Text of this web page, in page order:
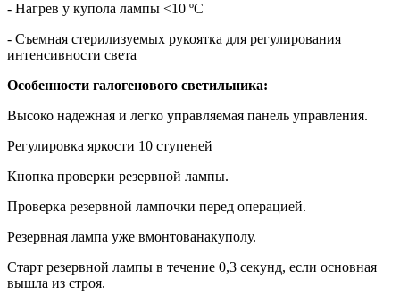
- Нагрев у купола лампы <10 ºC
- Съемная стерилизуемых рукоятка для регулирования
интенсивности света
Особенности галогенового светильника:
Высоко надежная и легко управляемая панель управления.
Регулировка яркости 10 ступеней
Кнопка проверки резервной лампы.
Проверка резервной лампочки перед операцией.
Резервная лампа уже вмонтованакуполу.
Старт резервной лампы в течение 0,3 секунд, если основная
вышла из строя.